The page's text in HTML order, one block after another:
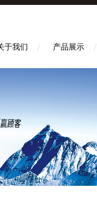
于我们 产品展示